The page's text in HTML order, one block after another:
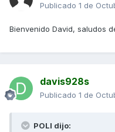
Publicado 1 de
Bienvenido David, saludos
davis928s
Publicado 1 de
POLI dijo: